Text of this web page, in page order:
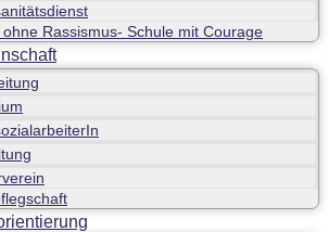
ohne Rassismus- Schule mit Courage